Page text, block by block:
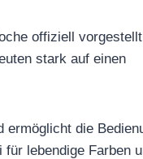
offiziell
stark auf einen
ermöglicht die
lebendige Farben